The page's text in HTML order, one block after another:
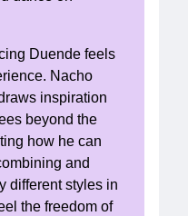
Duende feels
Nacho
inspiration
beyond the
how he can
and
different styles in
the freedom of